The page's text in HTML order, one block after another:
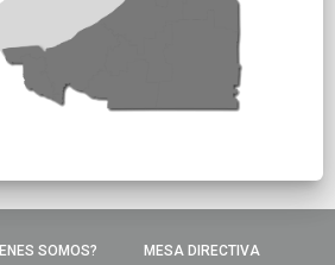
SOMOS? MESA DIRECTIVA